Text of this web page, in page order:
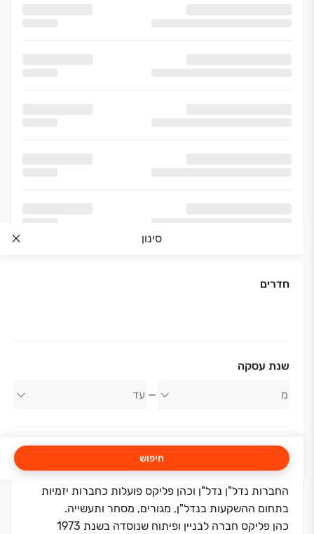
סינון
חדרים
שנת עסקה
חיפוש
אודות החברה
כהן פליקס ונדל"ן נדל"ן
החברות נדל"ן נדל"ן וכהן פליקס פועלות כחברות יזמיות
בתחום ההשקעות בנדל"ן, מגורים, מסחר ותעשייה.
כהן פליקס חברה לבניין ופיתוח שנוסדה בשנת 1973